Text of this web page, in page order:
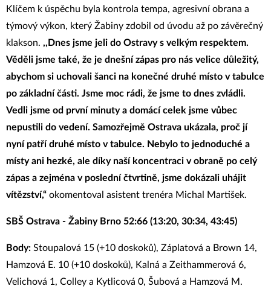
Klíčem k úspěchu byla kontrola tempa, agresivní obrana a
týmový výkon, který Žabiny zdobil od úvodu až po závěrečný
klakson. ,,Dnes jsme jeli do Ostravy s velkým respektem.
Věděli jsme také, že je dnešní zápas pro nás velice důležitý,
abychom si uchovali šanci na konečné druhé místo v tabulce
po základní části. Jsme moc rádi, že jsme to dnes zvládli.
Vedli jsme od první minuty a domácí celek jsme vůbec
nepustili do vedení. Samozřejmě Ostrava ukázala, proč jí
nyní patří druhé místo v tabulce. Nebylo to jednoduché a
místy ani hezké, ale díky naší koncentraci v obraně po celý
zápas a zejména v poslední čtvrtině, jsme dokázali uhájit
vítězství,“ okomentoval asistent trenéra Michal Martišek.
SBŠ Ostrava - Žabiny Brno 52:66 (13:20, 30:34, 43:45)
Body: Stoupalová 15 (+10 doskoků), Záplatová a Brown 14,
Hamzová E. 10 (+10 doskoků), Kalná a Zeithammerová 6,
Velichová 1, Colley a Kytlicová 0, Šubová a Hamzová M.